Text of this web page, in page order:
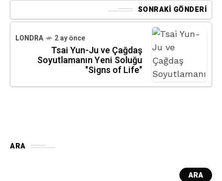
SONRAKI GÖNDERI
LONDRA 2 ay önce
Tsai Yun-Ju ve Çağdaş
Soyutlamanın Yeni Soluğu
"Signs of Life"
ARA
ARA